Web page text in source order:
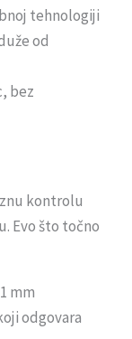
tehnologiji
od
bez
kontrolu
Evo što točno
mm
odgovara